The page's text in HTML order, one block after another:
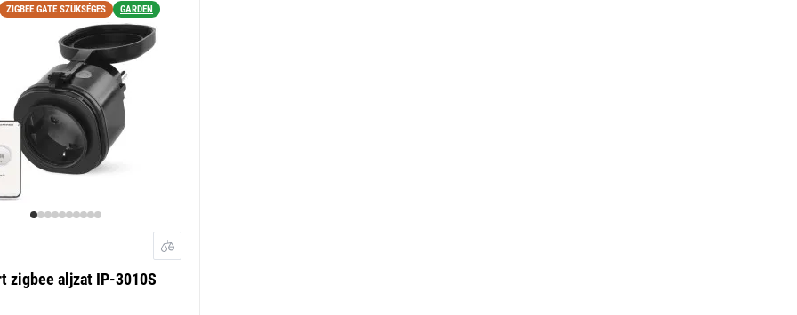
ZIGBEE GATE SZÜKSÉGES GARDEN
zigbee aljzat IP-3010S